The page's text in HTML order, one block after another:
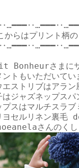
からはプリント柄
Bonheurさま に
トもいただいてい
ストリブはアラン
ジャズネップスパ
スはマルチスラブ
セルリネン裏毛